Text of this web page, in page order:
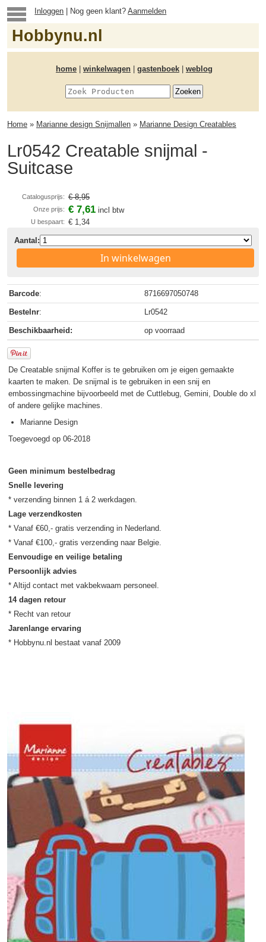
Inloggen | Nog geen klant?Aanmelden
Hobbynu.nl
home winkelwagen gastenboek weblog
Home » Marianne design Snijmallen » Marianne Design Creatables
Lr0542 Creatable snijmal -
Suitcase
Catalogusprijs: € 8,95
Onze prijs: € 7,61 incl btw
U bespaart: € 1,34
Aantal:
In winkelwagen
Barcode: 8716697050748
Bestelnr: Lr0542
Beschikbaarheid: op voorraad
De Creatable snijmal Koffer is te gebruiken om je eigen gemaakte
kaarten te maken. De snijmal is te gebruiken in een snij en
embossingmachine bijvoorbeeld met de Cuttlebug, Gemini, Double do xl
of andere gelijke machines.
Marianne Design
Toegevoegd op 06-2018
Geen minimum bestelbedrag
Snelle levering
Lage verzendkosten
* Vanaf €60,- gratis verzending in Nederland.
Eenvoudige en veilige betaling
Persoonlijk advies
14 dagen retour
Jarenlange ervaring
* Hobbynu.nl bestaat vanaf 2009